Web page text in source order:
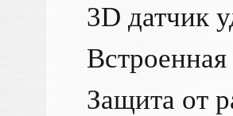
3D датчик
Встроенная
Защита от